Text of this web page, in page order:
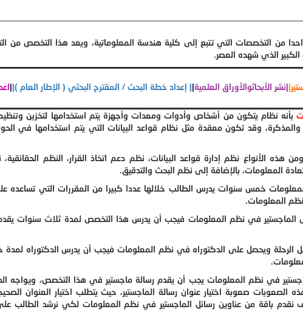
من التخصصات التي تتبع إلى كلية هندسة المعلوماتية، ويعد هذا التخصص من
الذي شهده العصر.
رسائل الماجستير|
|نشر الأبحاثوالأوراق العلمية|| إعداد خطة البحث / المقترح البحثي (
بأنه نظام يتكون من أشخاص وأدوات ومعدات وأجهزة يتم استخدامها لتخزين
وقد تكون معقدة مثل نظام قواعد البيانات التي يتم استخدامها في
هذه الأنواع نظم إدارة قواعد البيانات، نظم دعم اتخاذ القرار، النظم
المعلومات، بالإضافة إلى نظم البحث والتدقيق.
خمس سنوات يدرس الطالب خلالها عددا كبيرا من المقررات التي تساعده
المعلومات.
الماجستير في نظم المعلومات فيجب أن يدرس هذا التخصص لمدة ثلاث سنوات يقدم
الرحلة ويحصل على الدكتوراه في نظم المعلومات فيجب أن يدرس الدكتوراه
في نظم المعلومات يجب أن يقدم رسالة ماجستير في هذا التخصص، ويواجه
صعوبة اختيار عنوان رسالة الماجستير، حيث يتطلب اختيار العنوان
نقدم باقة من عناوين رسائل الماجستير في نظم المعلومات لكي نرشد الطالب